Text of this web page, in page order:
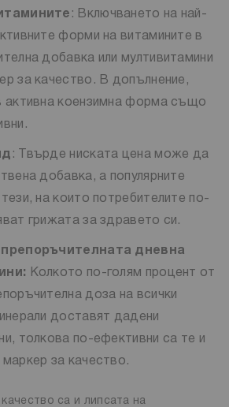
: Включването на най-
форми на витамините в
добавка или мултивитамини
за качество. В допълнение,
активна коензимна форма също
: Твърде ниската цена може да
добавка, а популярните
на които потребителите по-
грижата за здравето си.
препоръчителната дневна
Колкото по-голям процент от
доза на всички
доставят дадени
толкова по-ефективни са те и
за качество.
са и липсата на